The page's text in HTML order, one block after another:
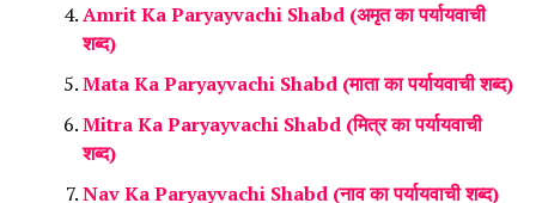
Amrit Ka Paryayvachi Shabd (अमृत का पर्यायवाची
शब्द)
Mata Ka Paryayvachi Shabd (माता का पर्यायवाची शब्द)
Mitra Ka Paryayvachi Shabd (मित्र का पर्यायवाची
शब्द)
Nav Ka Paryayvachi Shabd (नाव का पर्यायवाची शब्द)